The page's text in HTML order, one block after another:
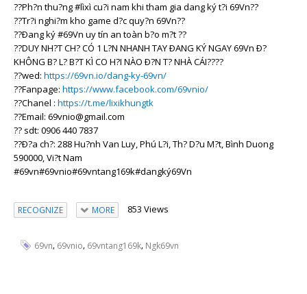
??Ph?n thu?ng#lìxì cu?i nam khi tham gia dang ký t?i 69Vn??
??Tr?i nghi?m kho game d?c quy?n 69Vn??
??Ðang ký#69Vn uy tín an toàn b?o m?t??
??DUY NH?T CH? CÓ 1 L?N NHANH TAY ÐANG KÝ NGAY 69Vn Ð?
KHÔNG B? L? B?T KÌ CO H?I NÀO Ð?N T? NHÀ CÁI????
??wed: https://69vn.io/dang-ky-69vn/
??Fanpage: https://www.facebook.com/69vnio/
??Chanel : https://t.me/lixikhungtk
??Email: 69vnio@gmail.com
?? sdt: 0906 440 7837
??Ð?a ch?: 288 Hu?nh Van Luy, Phú L?i, Th? D?u M?t, Bình Duong
590000, Vi?t Nam
#69vn#69vnio#69vntang169k#dangký69Vn
RECOGNIZE MORE 853 Views
69vn, 69vnio, 69vntang169k, Ngk69vn